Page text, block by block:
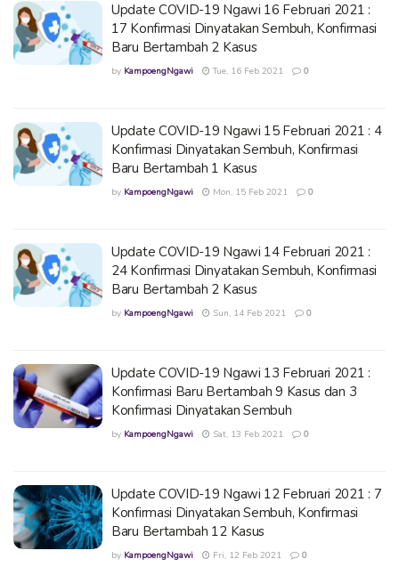
Update COVID-19 Ngawi 16 Februari 2021 :
17 Konfirmasi Dinyatakan Sembuh, Konfirmasi
Baru Bertambah 2 Kasus
by KampoengNgawi Tue, 16 Feb 2021 0
Update COVID-19 Ngawi 15 Februari 2021 : 4
Konfirmasi Dinyatakan Sembuh, Konfirmasi
Baru Bertambah 1 Kasus
by KampoengNgawi Mon, 15 Feb 2021 0
Update COVID-19 Ngawi 14 Februari 2021 :
24 Konfirmasi Dinyatakan Sembuh, Konfirmasi
Baru Bertambah 2 Kasus
by KampoengNgawi Sun, 14 Feb 2021 0
Update COVID-19 Ngawi 13 Februari 2021 :
Konfirmasi Baru Bertambah 9 Kasus dan 3
Konfirmasi Dinyatakan Sembuh
by KampoengNgawi Sat, 13 Feb 2021 0
Update COVID-19 Ngawi 12 Februari 2021 : 7
Konfirmasi Dinyatakan Sembuh, Konfirmasi
Baru Bertambah 12 Kasus
by KampoengNgawi Fri, 12 Feb 2021 0